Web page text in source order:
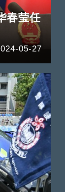
春莹任
05-27